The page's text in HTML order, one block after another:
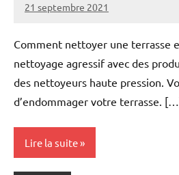
21 septembre 2021
Comment nettoyer une terrasse
nettoyage agressif avec des
des nettoyeurs haute pression.
d’endommager votre terrasse.
Lire la suite